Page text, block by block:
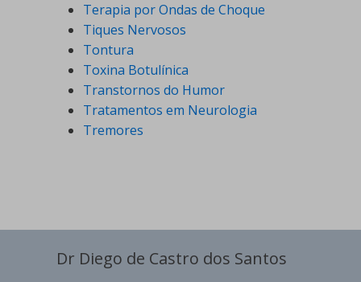
Terapia por Ondas de Choque
Tiques Nervosos
Tontura
Toxina Botulínica
Transtornos do Humor
Tratamentos em Neurologia
Tremores
Dr Diego de Castro dos Santos